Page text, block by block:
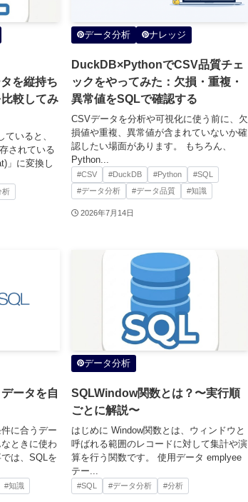
を縦持ち
較してみ
いると、
されている
」に変換し
析
データ分析 ナレッジ
DuckDB×PythonでCSV品質チェ
ックをやってみた：欠損・重複・
異常値をSQLで確認する
CSVデータを分析や可視化に使う前に、欠
損値や重複、異常値が含まれていないか確
認したい場面があります。 もちろん、
Python...
#CSV #DuckDB #Python
#SQL
#データ分析
#データ品質 #知識
2026年7月14日
ータを自
に合うデー
ときに使わ
は、SQLを
#知識
データ分析
SQLWindow関数とは？〜実行順
ごとに解説〜
はじめに Window関数とは、ウィンドウと
呼ばれる範囲のレコードに対して集計や演
算を行う関数です。 使用データ emplyee
テー...
#SQL #データ分析 #分析